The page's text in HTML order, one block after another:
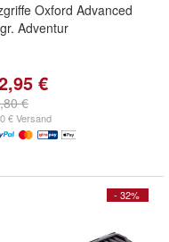
Oxford Advanced
Adventur
€
€
€ Versand
- 32%